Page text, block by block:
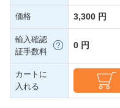
価格 3,300 円
輸入確認
証手数料
0 円
カートに
入れる